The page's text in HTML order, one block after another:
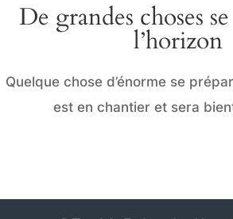
De grandes choses
l’horizon
Quelque chose d’énorme se
est en chantier et sera